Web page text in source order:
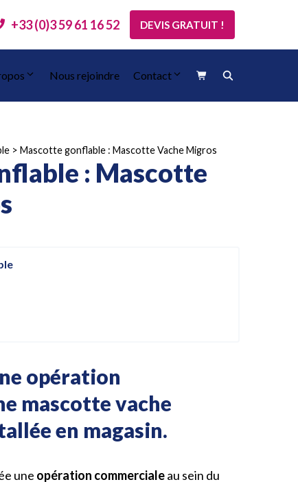
+33 (0)3 59 61 16 52 DEVIS GRATUIT !
Nous rejoindre Contact
> Mascotte gonflable : Mascotte Vache Migros
: Mascotte
opération
mascotte vache
en magasin.
une opération commercialeau sein du